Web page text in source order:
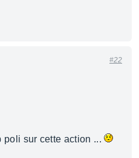
#22
poli sur cette action ...